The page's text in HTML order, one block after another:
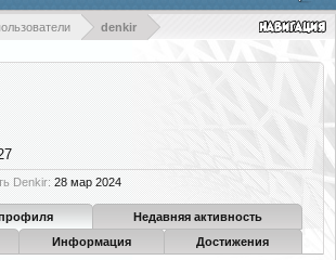
denkir
Denkir: 28 мар 2024
Недавняя активность
Информация Достижения
НОВЫЕ СООБЩЕНИЯ ПРОФИЛЯ